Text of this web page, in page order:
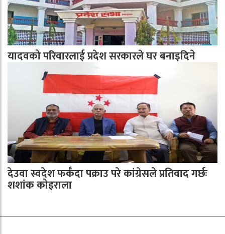
यादवको परिवारलाई प्रदेश सरकारले घर बनाइदिने
देउवा स्वदेश फर्कँदा पक्राउ परे कांग्रेसले प्रतिवाद गर्छः
शशांक कोइराला